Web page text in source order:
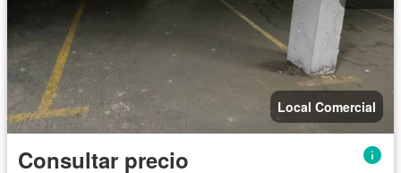
Local Comercial
Consultar precio